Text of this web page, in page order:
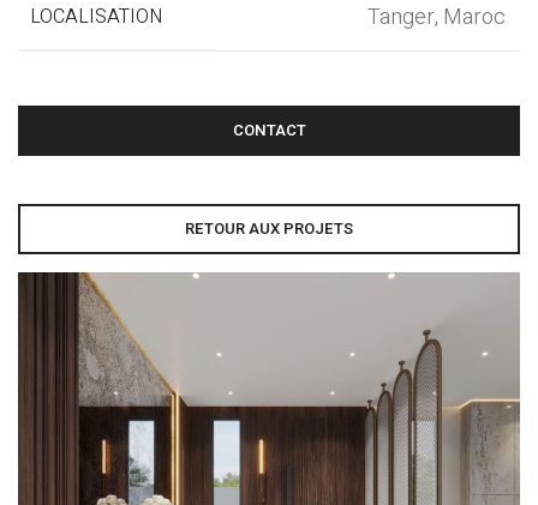
LOCALISATION Tanger, Maroc
CONTACT
RETOUR AUX PROJETS